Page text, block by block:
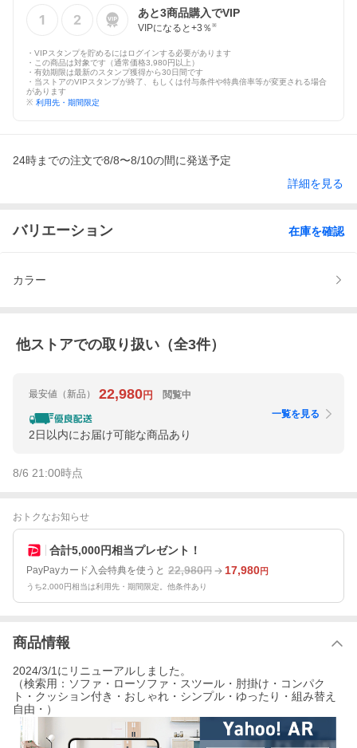
あと3商品購入でVIP
VIPになると+3 ％ ※
・VIPスタンプを貯めるにはログインする必要があります
・この商品は対象です（通常価格3,980円以上）
・有効期限は最新のスタンプ獲得から30日間です
・当ストアのVIPスタンプが終了、もしくは付与条件や特典倍率等が変更される場合
があります
※ 利用先・期間限定
24時までの注文で8/8〜8/10の間に発送予定
詳細を見る
バリエーション 在庫を確認
カラー
他ストアでの取り扱い（全3件）
最安値 （新品） 22,980円 閲覧中
2日以内にお届け可能な商品あり
一覧を見る
8/6 21:00時点
おトクなお知らせ
合計5,000円相当プレゼント！
PayPayカード入会特典を使うと 22,980円 17,980円
うち2,000円相当は利用先・期間限定。他条件あり
商品情報
2024/3/1にリニューアルしました。
（検索用：ソファ・ローソファ・スツール・肘掛け・コンパク
ト・クッション付き・おしゃれ・シンプル・ゆったり・組み替え
自由・）